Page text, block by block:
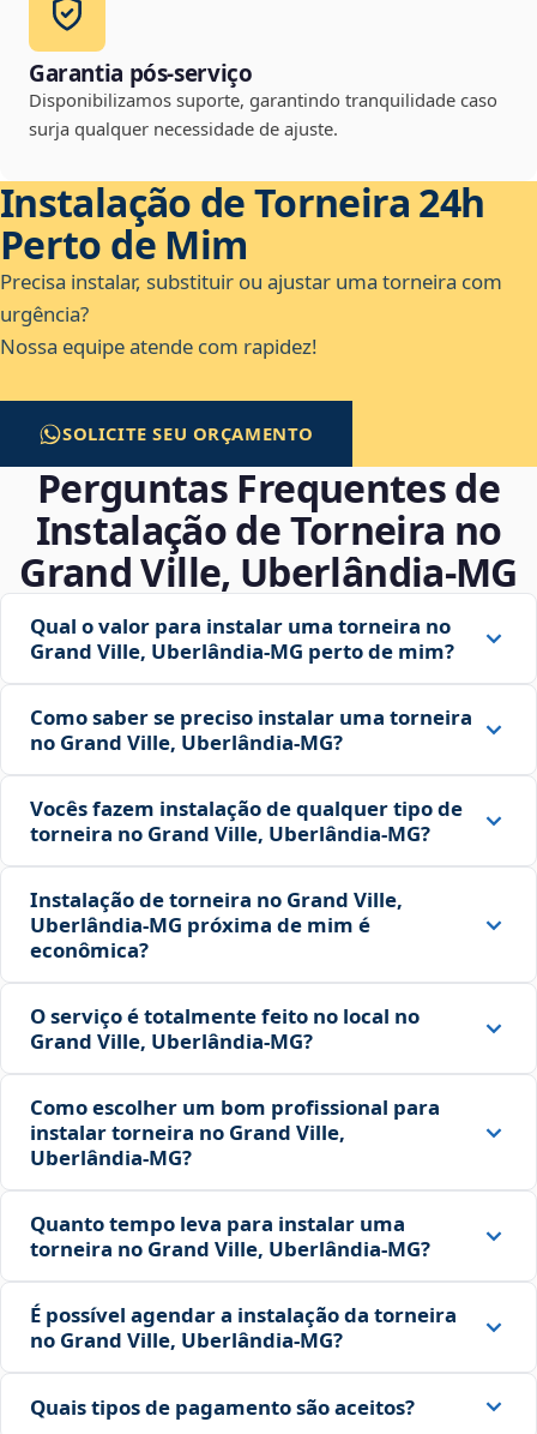
Garantia pós-serviço
Disponibilizamos suporte, garantindo tranquilidade caso
surja qualquer necessidade de ajuste.
Instalação de Torneira 24h
Perto de Mim
Precisa instalar, substituir ou ajustar uma torneira com
urgência?
Nossa equipe atende com rapidez!
SOLICITE SEU ORÇAMENTO
Perguntas Frequentes de
Instalação de Torneira no
Grand Ville, Uberlândia‑MG
Qual o valor para instalar uma torneira no
Grand Ville, Uberlândia‑MG perto de mim?
Como saber se preciso instalar uma torneira
no Grand Ville, Uberlândia‑MG?
Vocês fazem instalação de qualquer tipo de
torneira no Grand Ville, Uberlândia‑MG?
Instalação de torneira no Grand Ville,
Uberlândia‑MG próxima de mim é
econômica?
O serviço é totalmente feito no local no
Grand Ville, Uberlândia‑MG?
Como escolher um bom profissional para
instalar torneira no Grand Ville,
Uberlândia‑MG?
Quanto tempo leva para instalar uma
torneira no Grand Ville, Uberlândia‑MG?
É possível agendar a instalação da torneira
no Grand Ville, Uberlândia‑MG?
Quais tipos de pagamento são aceitos?